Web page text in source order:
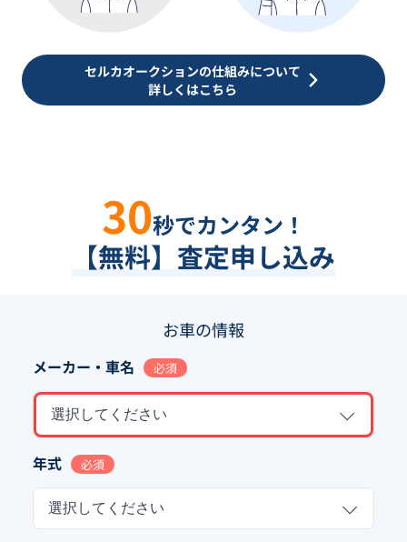
セルカオークションの仕組みについて
詳しくはこちら
30秒でカンタン！
【無料】査定申し込み
お車の情報
メーカー・車名 必須
選択してください
年式 必須
選択してください